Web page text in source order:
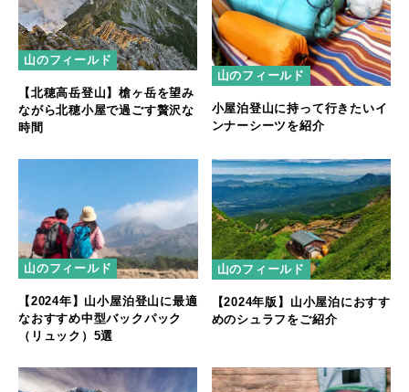
山のフィールド
【北穂高岳登山】槍ヶ岳を望み
ながら北穂小屋で過ごす贅沢な
時間
山のフィールド
小屋泊登山に持って行きたいイ
ンナーシーツを紹介
山のフィールド
【2024年】山小屋泊登山に最適
なおすすめ中型バックパック
（リュック）5選
山のフィールド
【2024年版】山小屋泊におすす
めのシュラフをご紹介